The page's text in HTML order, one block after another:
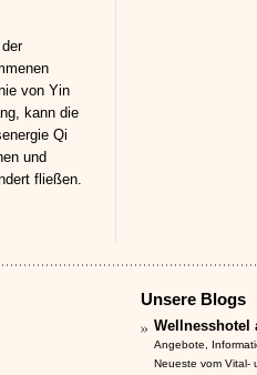
von Yin
kann die
Qi
und
fließen.
Unsere Blogs
Wellnesshotel
Angebote,
Neueste vom Vital-